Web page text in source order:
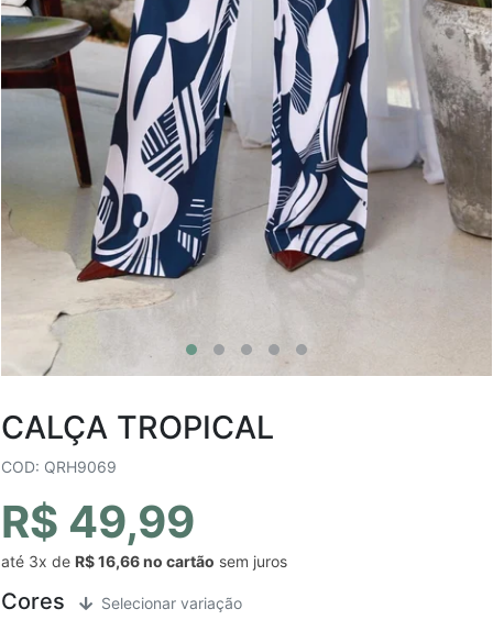
CALÇA TROPICAL
COD: QRH9069
R$ 49,99
até 3x de R$ 16,66 sem juros
Cores Selecionar variação